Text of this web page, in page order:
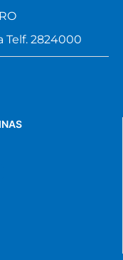
Telf. 2824000